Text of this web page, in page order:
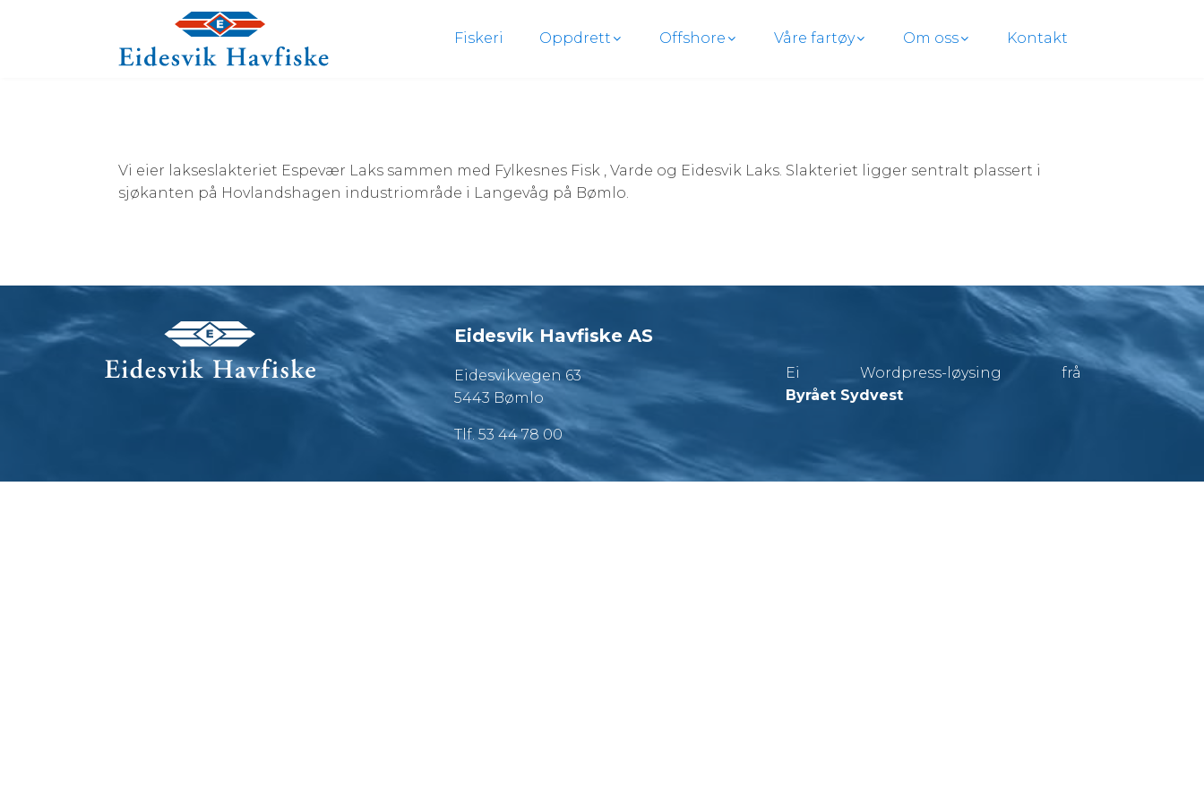
Fiskeri Oppdrett Offshore Våre fartøy Om oss Kontakt
Vi eier lakseslakteriet Espevær Laks sammen med Fylkesnes Fisk , Varde og Eidesvik Laks. Slakteriet ligger sentralt plassert i
sjøkanten på Hovlandshagen industriområde i Langevåg på Bømlo.
Eidesvik Havfiske AS
Eidesvikvegen 63
5443 Bømlo
Tlf. 53 44 78 00
Ei Wordpress-løysing frå
Byrået Sydvest